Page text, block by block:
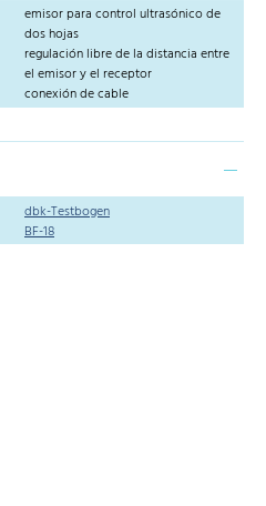
emisor para control ultrasónico de
dos hojas
regulación libre de la distancia entre
el emisor y el receptor
conexión de cable
dbk-Testbogen
BF-18